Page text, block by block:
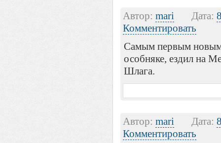
Автор: mari Дата:
Комментировать
Самым первым
особняке, ездил на
Шлага.
Автор: mari Дата:
Комментировать